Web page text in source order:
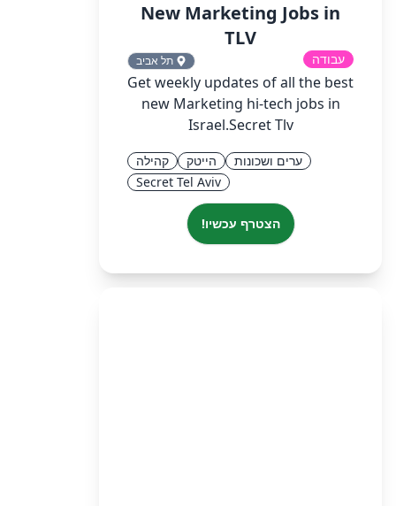
New Marketing Jobs in
TLV
עבודה תל אביב
Get weekly updates of all the best
new Marketing hi-tech jobs in
Israel.Secret Tlv
ערים ושכונות הייטק
קהילה
Secret Tel Aviv
הצטרף עכשיו!